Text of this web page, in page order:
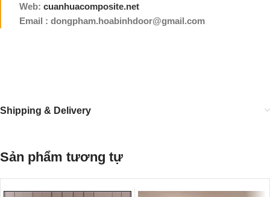
Web: cuanhuacomposite.net
Email : dongpham.hoabinhdoor@gmail.com
Shipping & Delivery
Sản phẩm tương tự